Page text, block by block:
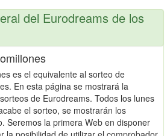
del Eurodreams de los
es el equivalente al sorteo de
En esta página se mostrará la
de Eurodreams. Todos los lunes
el sorteo, se mostrarán los
Seremos la primera Web en disponer